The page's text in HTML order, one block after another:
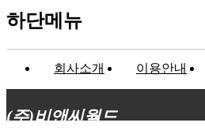
하단메뉴
회사소개 이용안내
(주)비앤씨월드